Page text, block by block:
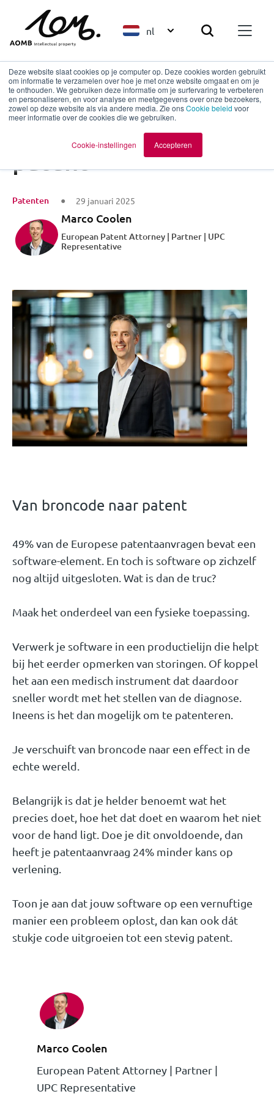
Deze website slaat cookies op je computer op. Deze cookies worden gebruikt
om informatie te verzamelen over hoe je met onze website omgaat en om je
te onthouden. We gebruiken deze informatie om je surfervaring te verbeteren
en personaliseren, en voor analyse en meetgegevens over onze bezoekers,
zowel op deze website als via andere media. Zie onsCookie beleid voor
meer informatie over de cookies die we gebruiken.
Cookie-instellingen Accepteren
nl
Terug naar overzicht
Van broncode naar
patent
Patenten 29 januari 2025
Marco Coolen
European Patent Attorney | Partner | UPC
Representative
Van broncode naar patent
49% van de Europese patentaanvragen bevat een
software-element. En toch is software op zichzelf
nog altijd uitgesloten. Wat is dan de truc?
Maak het onderdeel van een fysieke toepassing.
Verwerk je software in een productielijn die helpt
bij het eerder opmerken van storingen. Of koppel
het aan een medisch instrument dat daardoor
sneller wordt met het stellen van de diagnose.
Ineens is het dan mogelijk om te patenteren.
Je verschuift van broncode naar een effect in de
echte wereld.
Belangrijk is dat je helder benoemt wat het
precies doet, hoe het dat doet en waarom het niet
voor de hand ligt. Doe je dit onvoldoende, dan
heeft je patentaanvraag 24% minder kans op
verlening.
Toon je aan dat jouw software op een vernuftige
manier een probleem oplost, dan kan ook dát
stukje code uitgroeien tot een stevig patent.
Marco Coolen
European Patent Attorney | Partner |
UPC Representative